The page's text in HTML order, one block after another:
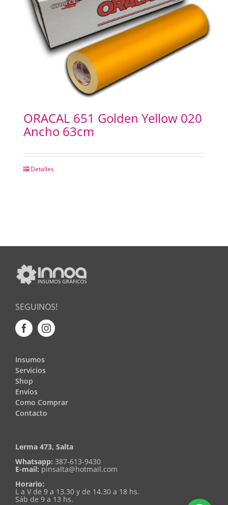
ORACAL 651 Golden Yellow 020
Ancho 63cm
Detalles
SEGUINOS!
Insumos
Servicios
Shop
Envíos
Como Comprar
Contacto
Lerma 473, Salta
Whatsapp: 387-613-9430
E-mail: pinsalta@hotmail.com
Horario:
L a V de 9 a 13.30 y de 14.30 a 18 hs.
Sáb de 9 a 13 hs.